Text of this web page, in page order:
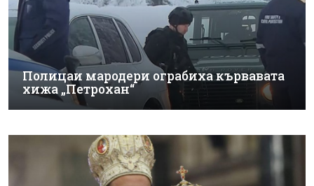
Полицаи мародери ограбиха кървавата
хижа „Петрохан“